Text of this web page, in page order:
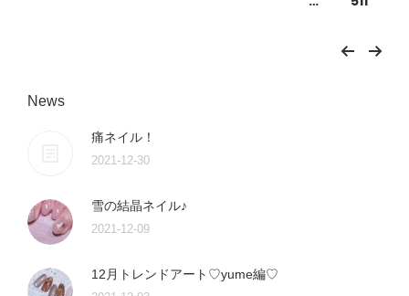
News
痛ネイル！
2021-12-30
雪の結晶ネイル♪
2021-12-09
12月トレンドアート♡yume編♡